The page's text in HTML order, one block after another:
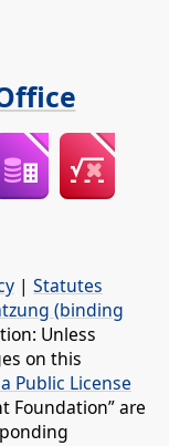
| Statutes
(binding
Unless
on this
Public License
Foundation” are